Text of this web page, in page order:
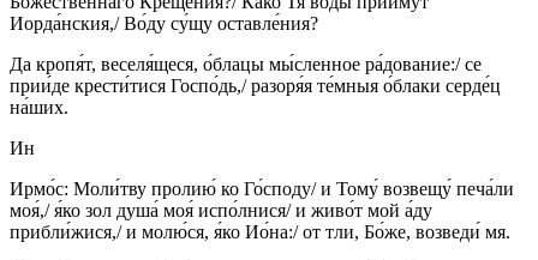
Иорда́нския,/ Во́ду су́щу оставле́ния?
Да кропя́т, веселя́щеся, о́блацы мы́сленное ра́дование:/ се
прии́де крести́тися Госпо́дь,/ разоря́я те́мныя о́блаки серде́ц
на́ших.
Ин
Ирмо́с: Моли́тву пролию́ ко Го́споду/ и Тому́ возвещу́ печа́ли
моя́,/ я́ко зол душа́ моя́ испо́лнися/ и живо́т мой а́ду
прибли́жися,/ и молю́ся, я́ко Ио́на:/ от тли, Бо́же, возведи́ мя.